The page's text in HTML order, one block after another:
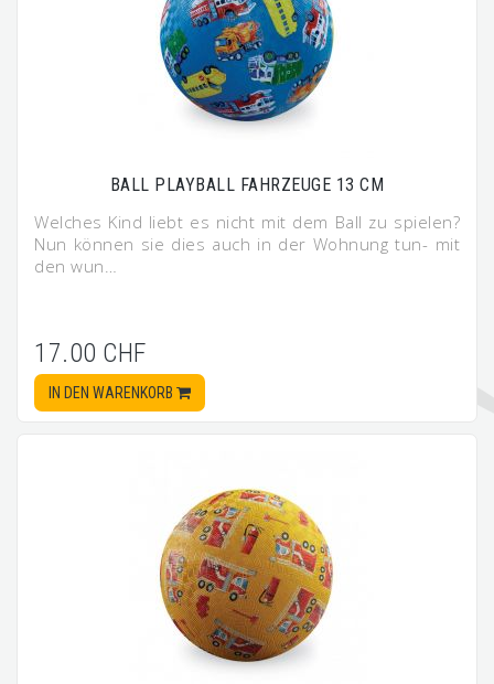
BALL PLAYBALL FAHRZEUGE 13 CM
Welches Kind liebt es nicht mit dem Ball zu spielen?
Nun können sie dies auch in der Wohnung tun- mit
den wun…
17.00 CHF
IN DEN WARENKORB